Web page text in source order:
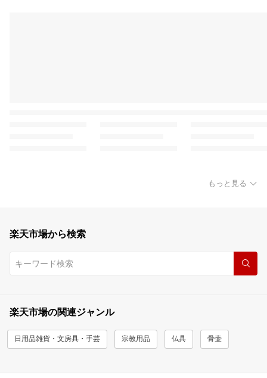
もっと見る
楽天市場から検索
楽天市場の関連ジャンル
日用品雑貨・文房具・手芸 宗教用品 仏具 骨壷